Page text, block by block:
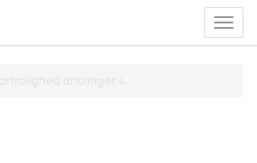
menu
driblinger 4